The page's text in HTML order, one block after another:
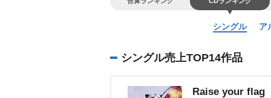
シングル ア
シングル売上TOP14作品
Raise your flag